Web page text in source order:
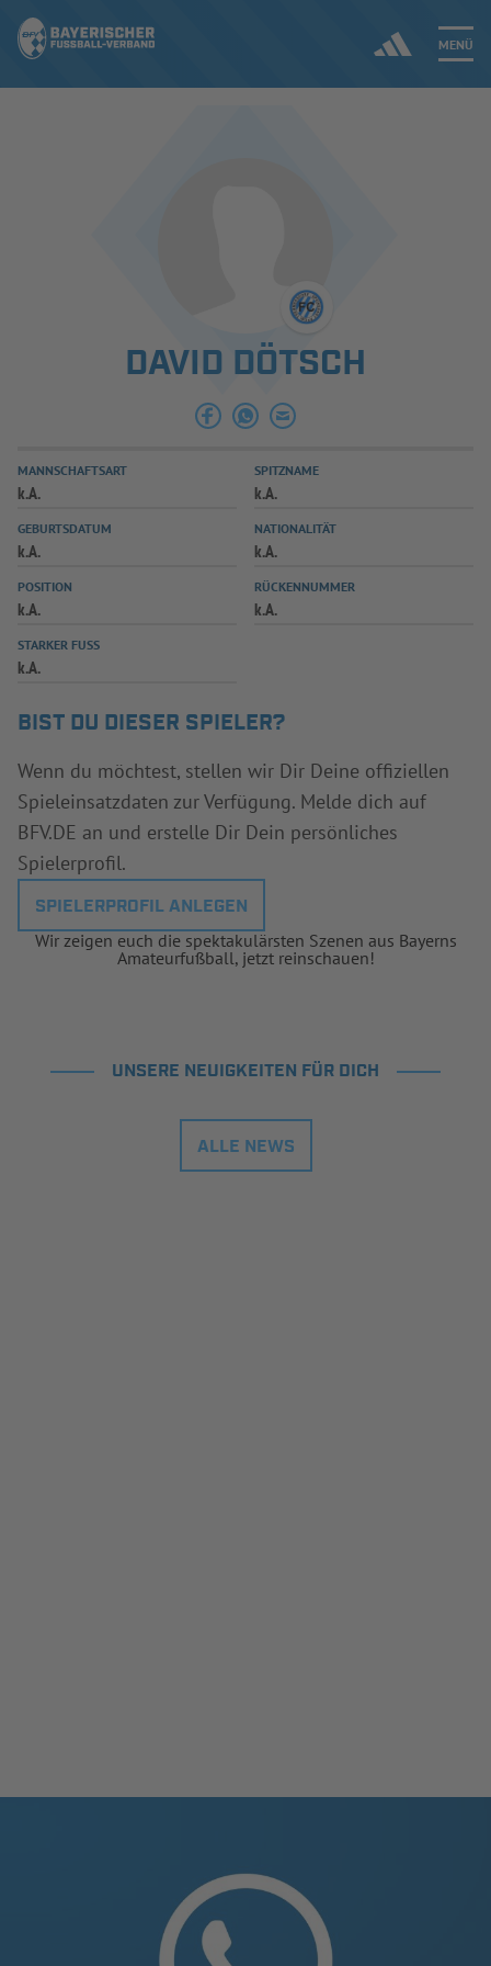
MENÜ
SPIELBETRIEB & VERBANDSLEBEN
AUSBILDUNG & FÖRDERUNG
SPIELPLUS
DAVID DÖTSCH
MANNSCHAFTSART
k.A.
SPITZNAME
k.A.
GEBURTSDATUM
k.A.
NATIONALITÄT
k.A.
POSITION
k.A.
RÜCKENNUMMER
k.A.
STARKER FUSS
k.A.
BIST DU DIESER SPIELER?
Wenn du möchtest, stellen wir Dir Deine offiziellen
Spieleinsatzdaten zur Verfügung. Melde dich auf
BFV.DE an und erstelle Dir Dein persönliches
Spielerprofil.
SPIELERPROFIL ANLEGEN
Wir zeigen euch die spektakulärsten Szenen aus Bayerns
Amateurfußball, jetzt reinschauen!
UNSERE NEUIGKEITEN FÜR DICH
ALLE NEWS